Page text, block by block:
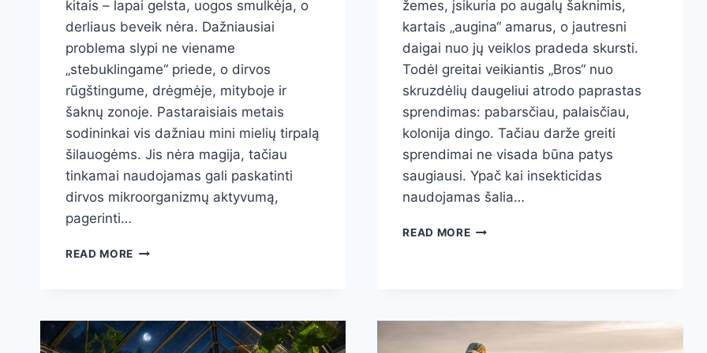
kitais – lapai gelsta, uogos smulkėja, o
derliaus beveik nėra. Dažniausiai
problema slypi ne viename
„stebuklingame“ priede, o dirvos
rūgštingume, drėgmėje, mityboje ir
šaknų zonoje. Pastaraisiais metais
sodininkai vis dažniau mini mielių tirpalą
šilauogėms. Jis nėra magija, tačiau
tinkamai naudojamas gali paskatinti
dirvos mikroorganizmų aktyvumą,
pagerinti…
READ MORE TIRPALAS
NAUDOTI
SAUGIAI,
žemes, įsikuria po augalų šaknimis,
kartais „augina“ amarus, o jautresni
daigai nuo jų veiklos pradeda skursti.
Todėl greitai veikiantis „Bros“ nuo
skruzdėlių daugeliui atrodo paprastas
sprendimas: pabarsčiau, palaisčiau,
kolonija dingo. Tačiau darže greiti
sprendimai ne visada būna patys
saugiausi. Ypač kai insekticidas
naudojamas šalia…
READ MORE„BROS“
DARŽOVES,